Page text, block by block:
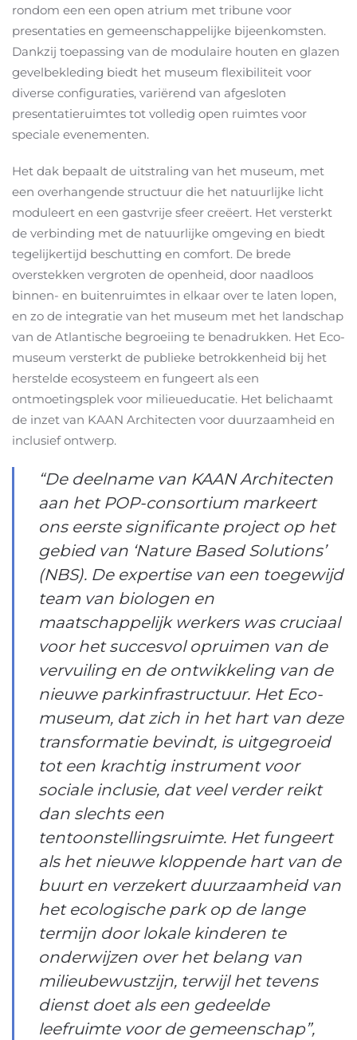
rondom een een open atrium met tribune voor
presentaties en gemeenschappelijke bijeenkomsten.
Dankzij toepassing van de modulaire houten en glazen
gevelbekleding biedt het museum flexibiliteit voor
diverse configuraties, variërend van afgesloten
presentatieruimtes tot volledig open ruimtes voor
speciale evenementen.
Het dak bepaalt de uitstraling van het museum, met
een overhangende structuur die het natuurlijke licht
moduleert en een gastvrije sfeer creëert. Het versterkt
de verbinding met de natuurlijke omgeving en biedt
tegelijkertijd beschutting en comfort. De brede
overstekken vergroten de openheid, door naadloos
binnen- en buitenruimtes in elkaar over te laten lopen,
en zo de integratie van het museum met het landschap
van de Atlantische begroeiing te benadrukken. Het Eco-
museum versterkt de publieke betrokkenheid bij het
herstelde ecosysteem en fungeert als een
ontmoetingsplek voor milieueducatie. Het belichaamt
de inzet van KAAN Architecten voor duurzaamheid en
inclusief ontwerp.
“De deelname van KAAN Architecten
aan het POP-consortium markeert
ons eerste significante project op het
gebied van ‘Nature Based Solutions’
(NBS). De expertise van een toegewijd
team van biologen en
maatschappelijk werkers was cruciaal
voor het succesvol opruimen van de
vervuiling en de ontwikkeling van de
nieuwe parkinfrastructuur. Het Eco-
museum, dat zich in het hart van deze
transformatie bevindt, is uitgegroeid
tot een krachtig instrument voor
sociale inclusie, dat veel verder reikt
dan slechts een
tentoonstellingsruimte. Het fungeert
als het nieuwe kloppende hart van de
buurt en verzekert duurzaamheid van
het ecologische park op de lange
termijn door lokale kinderen te
onderwijzen over het belang van
milieubewustzijn, terwijl het tevens
dienst doet als een gedeelde
leefruimte voor de gemeenschap”,